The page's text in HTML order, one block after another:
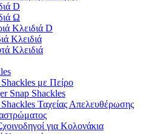
D
Ω
Κλειδιά D
Κλειδιά
Κλειδιά
με Πείρο
Snap Shackles
Ταχείας Απελευθέρωσης
για Κολονάκια